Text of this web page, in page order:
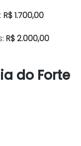
R$ 1.700,00
R$ 2.000,00
do Forte